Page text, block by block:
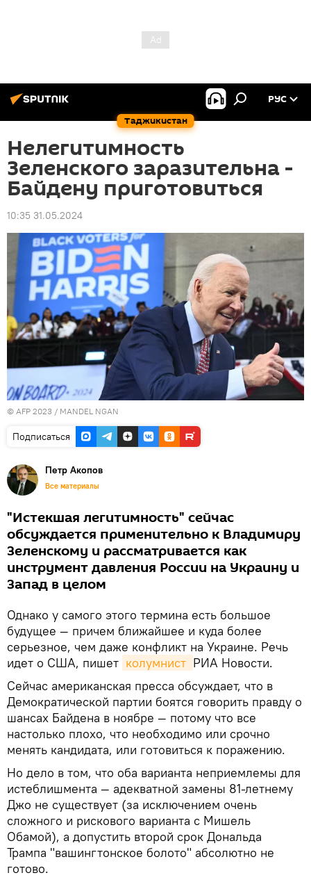
Таджикистан
РУС
Нелегитимность
Зеленского заразительна -
Байдену приготовиться
10:35 31.05.2024
© AFP 2023 / MANDEL NGAN
Подписаться
Петр Акопов
Все материалы
"Истекшая легитимность" сейчас
обсуждается применительно к Владимиру
Зеленскому и рассматривается как
инструмент давления России на Украину и
Запад в целом
Однако у самого этого термина есть большое
будущее — причем ближайшее и куда более
серьезное, чем даже конфликт на Украине. Речь
идет о США, пишет колумнист РИА Новости.
Сейчас американская пресса обсуждает, что в
Демократической партии боятся говорить правду о
шансах Байдена в ноябре — потому что все
настолько плохо, что необходимо или срочно
менять кандидата, или готовиться к поражению.
Но дело в том, что оба варианта неприемлемы для
истеблишмента — адекватной замены 81-летнему
Джо не существует (за исключением очень
сложного и рискового варианта с Мишель
Обамой), а допустить второй срок Дональда
Трампа "вашингтонское болото" абсолютно не
готово.